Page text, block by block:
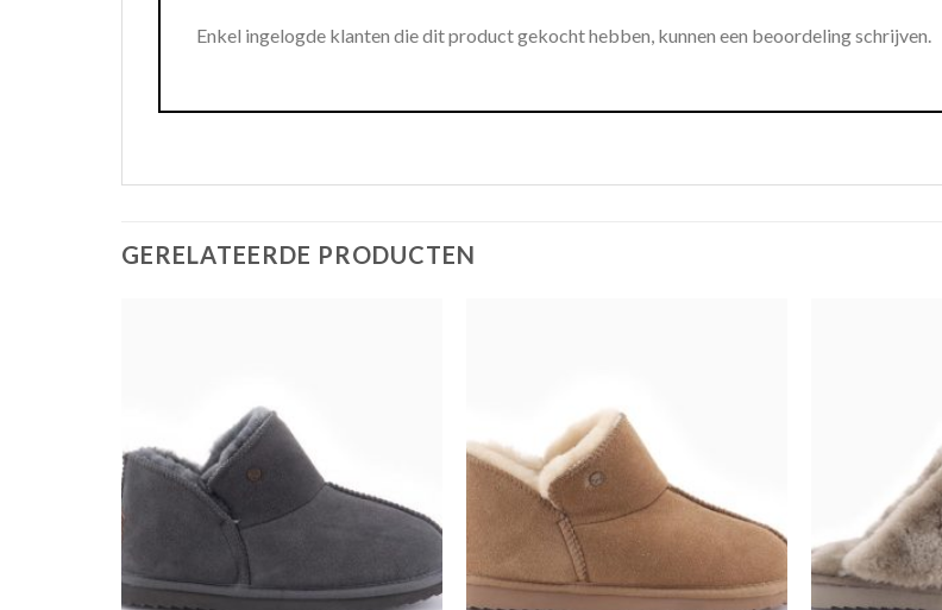
Enkel ingelogde klanten die dit product gekocht hebben, kunnen een beoordeling schrijven.
GERELATEERDE PRODUCTEN